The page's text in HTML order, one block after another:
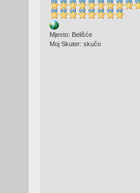
Mjesto: Belišće
Moj Skuter: skučo